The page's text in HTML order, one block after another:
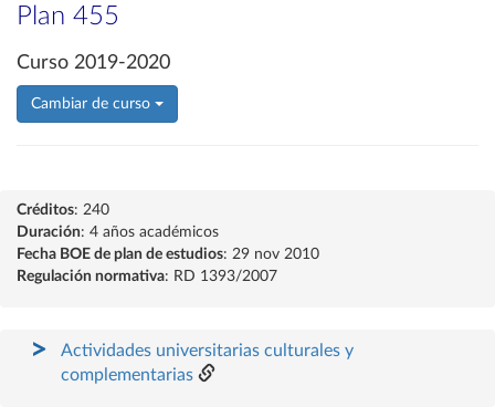
Plan 455
Curso 2019-2020
Cambiar de curso
Créditos: 240
Duración: 4 años académicos
Fecha BOE de plan de estudios: 29 nov 2010
Regulación normativa: RD 1393/2007
Actividades universitarias culturales y
complementarias